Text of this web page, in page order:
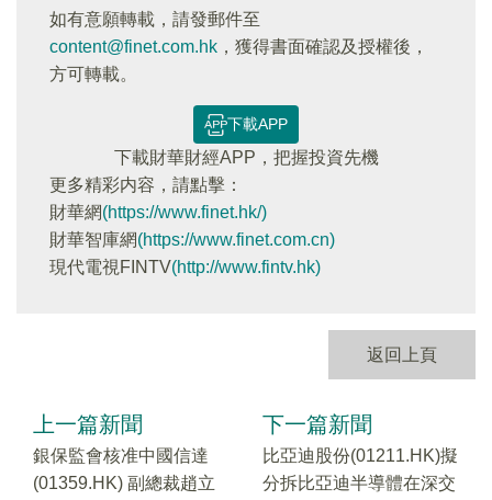
如有意願轉載，請發郵件至
content@finet.com.hk ，獲得書面確認及授權後，
方可轉載。
下載APP
下載財華財經APP，把握投資先機
更多精彩内容，請點擊：
財華網(https://www.finet.hk/)
財華智庫網(https://www.finet.com.cn)
現代電視FINTV(http://www.fintv.hk)
返回上頁
上一篇新聞
銀保監會核准中國信達
(01359.HK) 副總裁趙立
下一篇新聞
比亞迪股份(01211.HK)擬
分拆比亞迪半導體在深交